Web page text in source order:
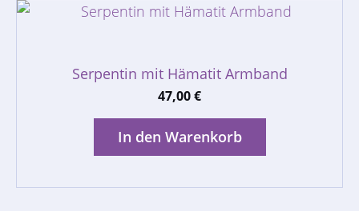
Serpentin mit Hämatit Armband
47,00€
In den Warenkorb